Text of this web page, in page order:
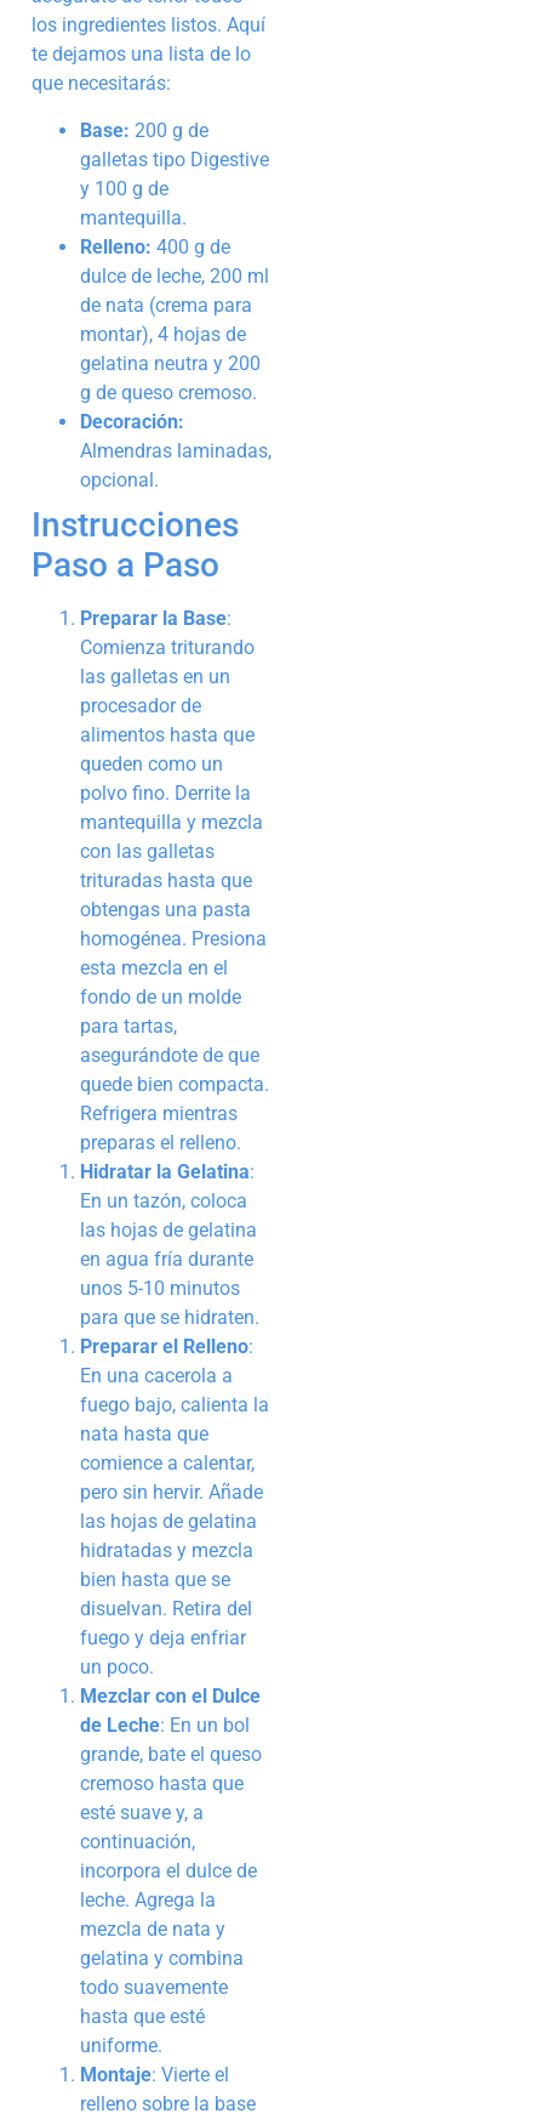
los ingredientes listos. Aquí
te dejamos una lista de lo
que necesitarás:
Base: 200 g de
galletas tipo Digestive
y 100 g de
mantequilla.
Relleno: 400 g de
dulce de leche, 200 ml
de nata (crema para
montar), 4 hojas de
gelatina neutra y 200
g de queso cremoso.
Decoración:
Almendras laminadas,
opcional.
Instrucciones
Paso a Paso
Preparar la Base:
Comienza triturando
las galletas en un
procesador de
alimentos hasta que
queden como un
polvo fino. Derrite la
mantequilla y mezcla
con las galletas
trituradas hasta que
obtengas una pasta
homogénea. Presiona
esta mezcla en el
fondo de un molde
para tartas,
asegurándote de que
quede bien compacta.
Refrigera mientras
preparas el relleno.
Hidratar la Gelatina:
En un tazón, coloca
las hojas de gelatina
en agua fría durante
unos 5-10 minutos
para que se hidraten.
Preparar el Relleno:
En una cacerola a
fuego bajo, calienta la
nata hasta que
comience a calentar,
pero sin hervir. Añade
las hojas de gelatina
hidratadas y mezcla
bien hasta que se
disuelvan. Retira del
fuego y deja enfriar
un poco.
Mezclar con el Dulce
de Leche: En un bol
grande, bate el queso
cremoso hasta que
esté suave y, a
continuación,
incorpora el dulce de
leche. Agrega la
mezcla de nata y
gelatina y combina
todo suavemente
hasta que esté
uniforme.
Montaje: Vierte el
relleno sobre la base